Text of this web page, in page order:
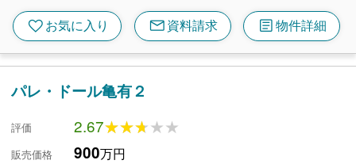
favoriteお気に入り mail資料請求 article物件詳細
パレ・ドール亀有２
評価 2.67★★★★★
★★★★★
販売価格 900万円